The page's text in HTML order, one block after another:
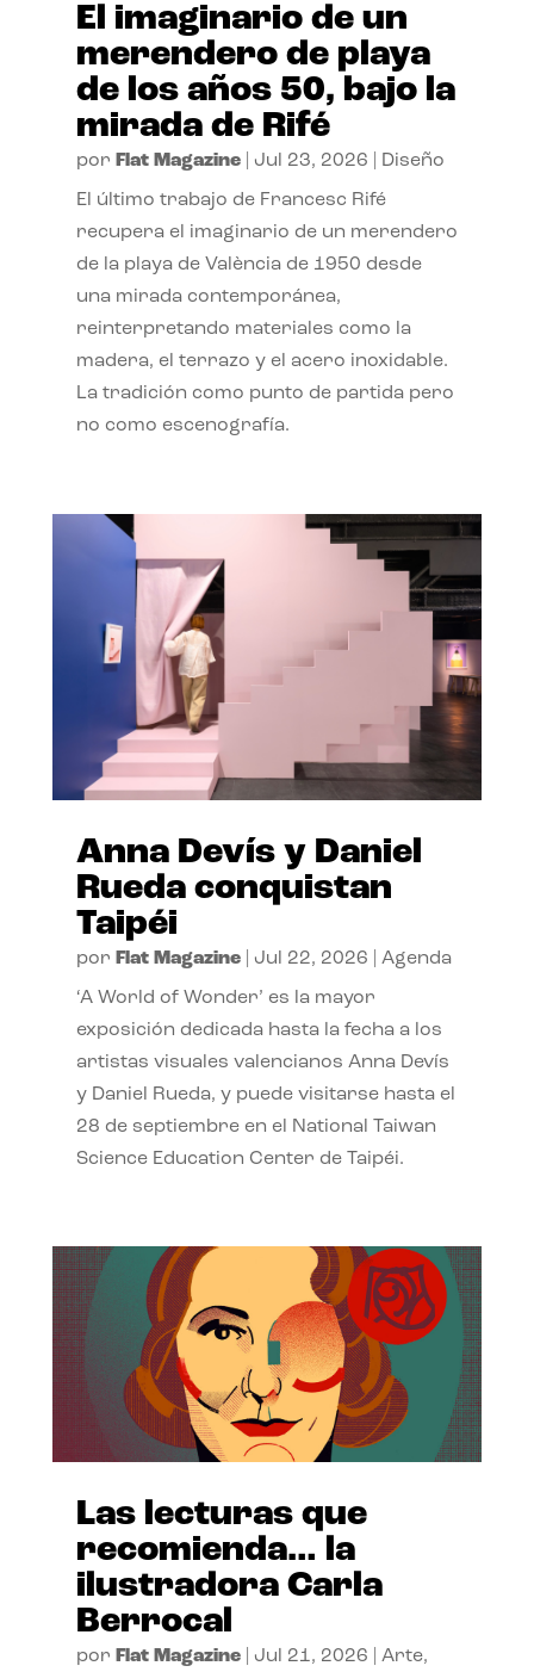
El imaginario de un
merendero de playa
de los años 50, bajo la
mirada de Rifé
por Flat Magazine| Jul 23, 2026 Diseño
El último trabajo de Francesc Rifé
recupera el imaginario de un merendero
de la playa de València de 1950 desde
una mirada contemporánea,
reinterpretando materiales como la
madera, el terrazo y el acero inoxidable.
La tradición como punto de partida pero
no como escenografía.
Anna Devís y Daniel
Rueda conquistan
Taipéi
por Flat Magazine| Jul 22, 2026 Agenda
‘A World of Wonder’ es la mayor
exposición dedicada hasta la fecha a los
artistas visuales valencianos Anna Devís
y Daniel Rueda, y puede visitarse hasta el
28 de septiembre en el National Taiwan
Science Education Center de Taipéi.
Las lecturas que
recomienda… la
ilustradora Carla
Berrocal
por Flat Magazine| Jul 21, 2026 Arte,